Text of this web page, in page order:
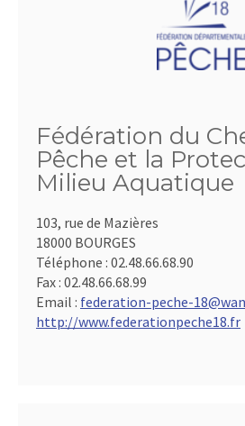
Fédération du
Pêche et la
Milieu Aquatique
103, rue de Mazières
18000 BOURGES
Téléphone : 02.48.66.68.90
Fax : 02.48.66.68.99
Email : federation-peche-
http://www.federationpeche18.fr